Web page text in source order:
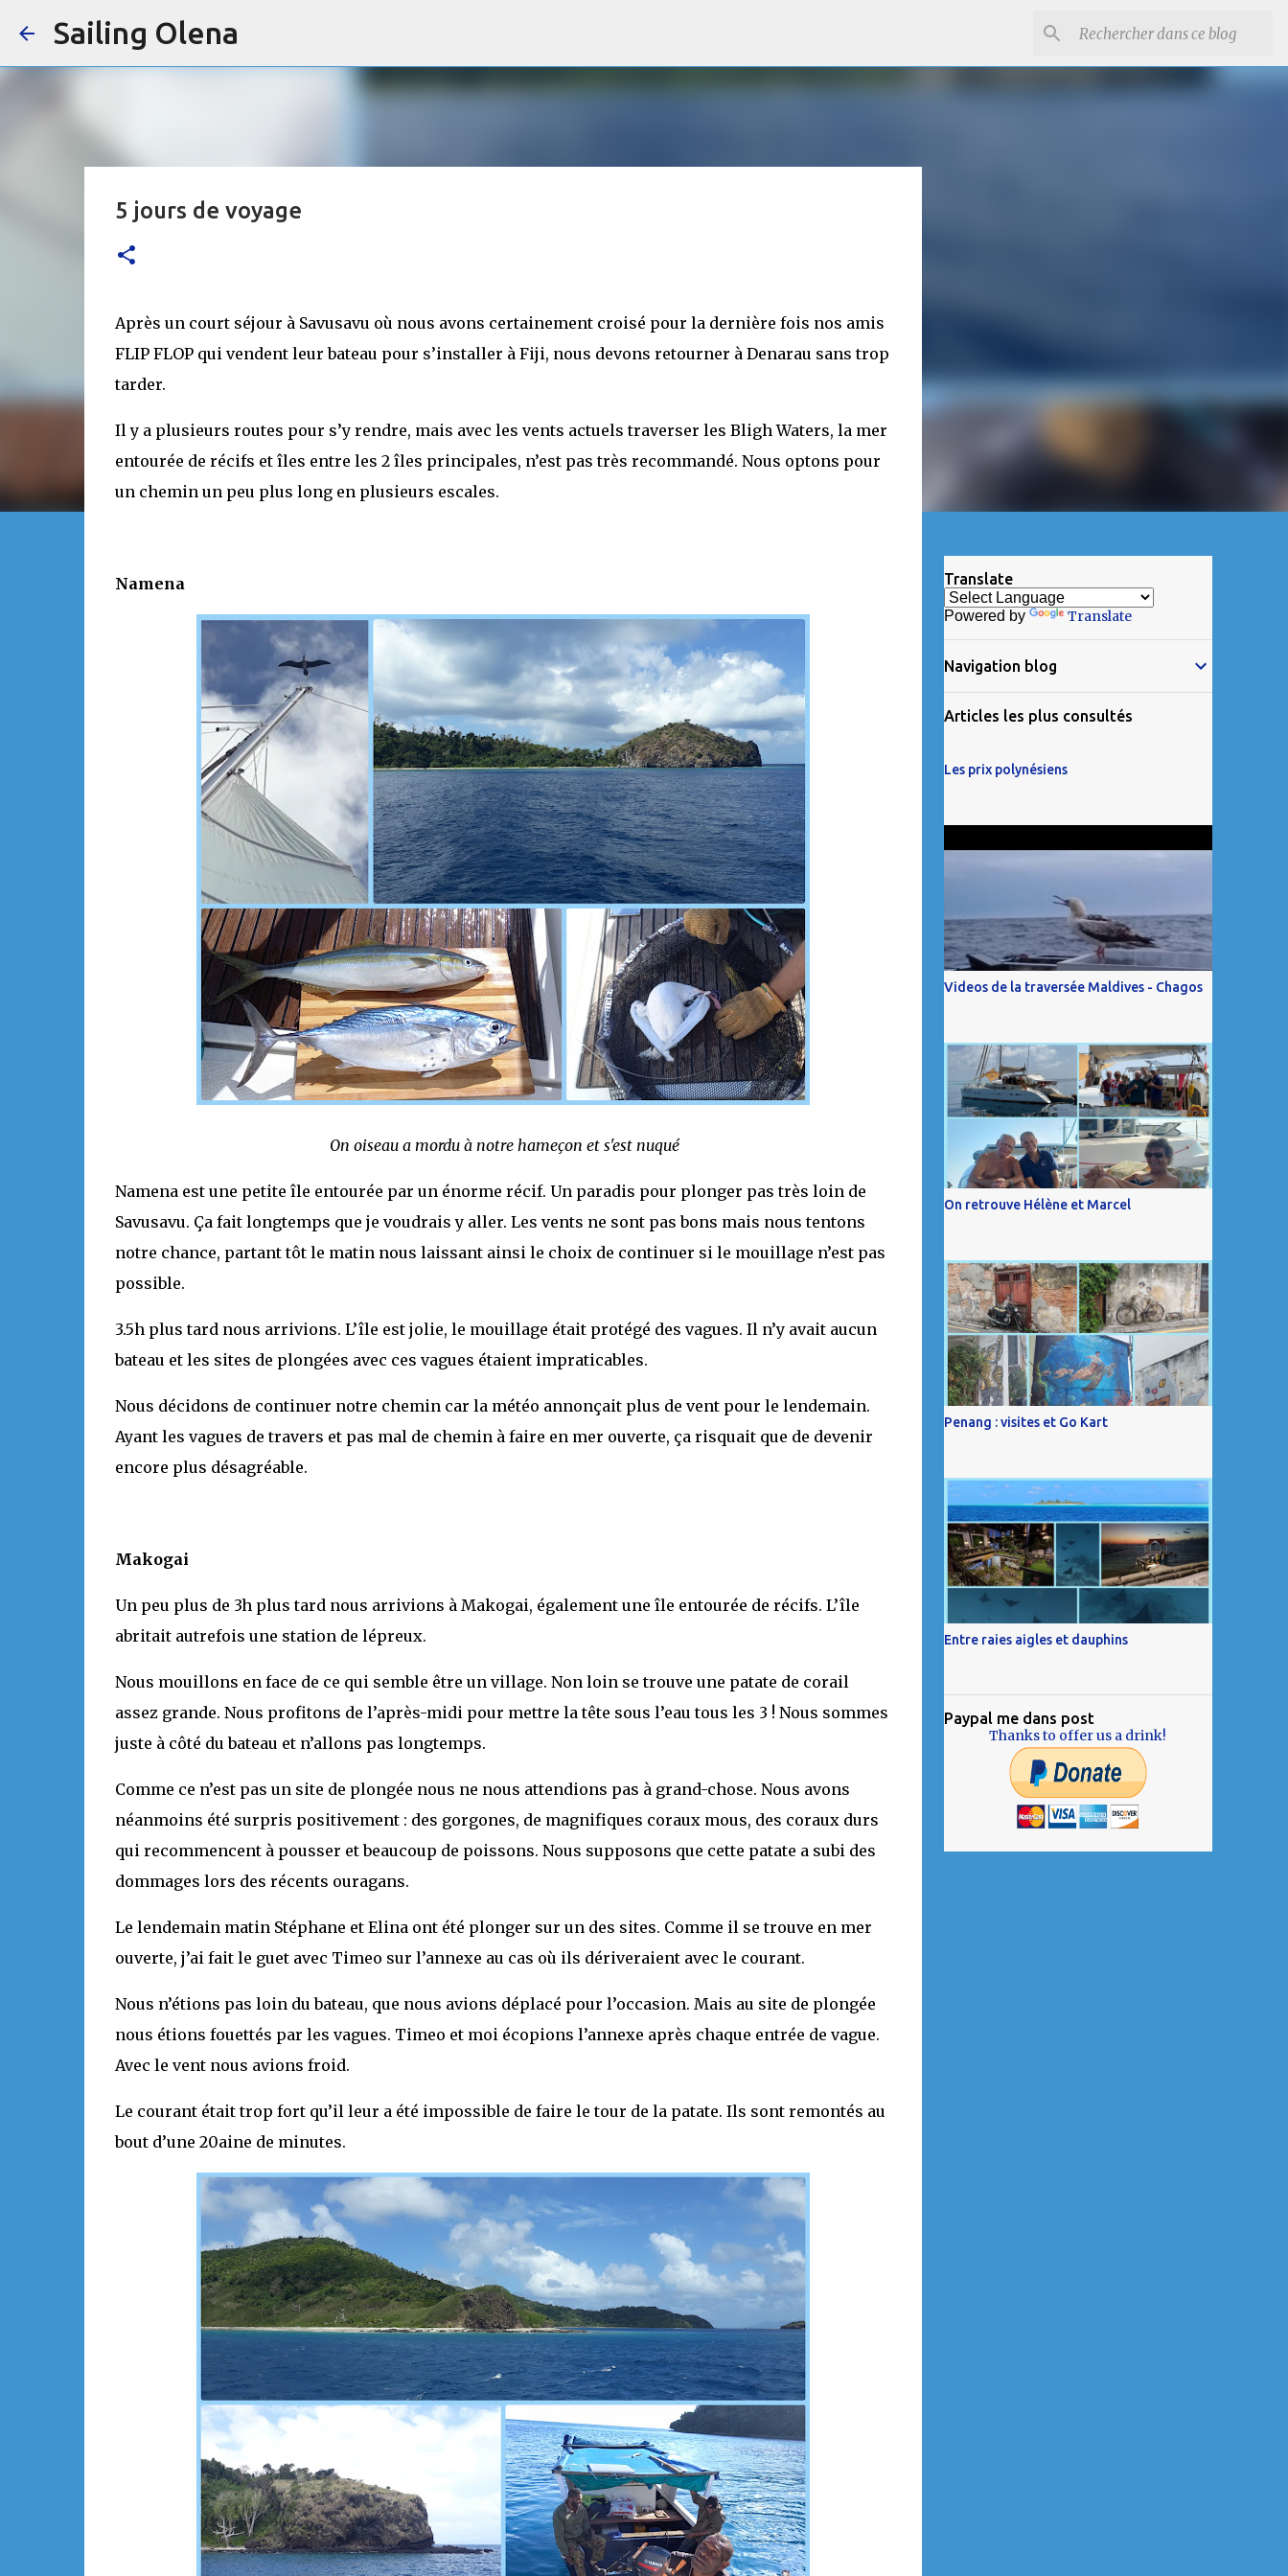
Sailing Olena
5 jours de voyage
Après un court séjour à Savusavu où nous avons certainement croisé pour la dernière fois nos amis
FLIP FLOP qui vendent leur bateau pour s’installer à Fiji, nous devons retourner à Denarau sans trop
tarder.
Il y a plusieurs routes pour s’y rendre, mais avec les vents actuels traverser les Bligh Waters, la mer
entourée de récifs et îles entre les 2 îles principales, n’est pas très recommandé. Nous optons pour
un chemin un peu plus long en plusieurs escales.
Namena
On oiseau a mordu à notre hameçon et s'est nuqué
Namena est une petite île entourée par un énorme récif. Un paradis pour plonger pas très loin de
Savusavu. Ça fait longtemps que je voudrais y aller. Les vents ne sont pas bons mais nous tentons
notre chance, partant tôt le matin nous laissant ainsi le choix de continuer si le mouillage n’est pas
possible.
3.5h plus tard nous arrivions. L’île est jolie, le mouillage était protégé des vagues. Il n’y avait aucun
bateau et les sites de plongées avec ces vagues étaient impraticables.
Nous décidons de continuer notre chemin car la météo annonçait plus de vent pour le lendemain.
Ayant les vagues de travers et pas mal de chemin à faire en mer ouverte, ça risquait que de devenir
encore plus désagréable.
Makogai
Un peu plus de 3h plus tard nous arrivions à Makogai, également une île entourée de récifs. L’île
abritait autrefois une station de lépreux.
Nous mouillons en face de ce qui semble être un village. Non loin se trouve une patate de corail
assez grande. Nous profitons de l’après-midi pour mettre la tête sous l’eau tous les 3 ! Nous sommes
juste à côté du bateau et n’allons pas longtemps.
Comme ce n’est pas un site de plongée nous ne nous attendions pas à grand-chose. Nous avons
néanmoins été surpris positivement : des gorgones, de magnifiques coraux mous, des coraux durs
qui recommencent à pousser et beaucoup de poissons. Nous supposons que cette patate a subi des
dommages lors des récents ouragans.
Le lendemain matin Stéphane et Elina ont été plonger sur un des sites. Comme il se trouve en mer
ouverte, j’ai fait le guet avec Timeo sur l’annexe au cas où ils dériveraient avec le courant.
Nous n’étions pas loin du bateau, que nous avions déplacé pour l’occasion. Mais au site de plongée
nous étions fouettés par les vagues. Timeo et moi écopions l’annexe après chaque entrée de vague.
Avec le vent nous avions froid.
Le courant était trop fort qu’il leur a été impossible de faire le tour de la patate. Ils sont remontés au
bout d’une 20aine de minutes.
Translate
Powered by Translate
Navigation blog
Articles les plus consultés
Les prix polynésiens
Videos de la traversée Maldives - Chagos
On retrouve Hélène et Marcel
Penang : visites et Go Kart
Entre raies aigles et dauphins
Paypal me dans post
Thanks to offer us a drink!